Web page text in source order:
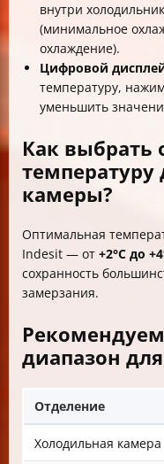
внутри
(минимальное
охлаждение).
Цифровой
температуру,
уменьшить
Как
камеры?
Оптимальная
Indesit — от +2°C до
сохранность
замерзания.
диапазон
Отделение
Холодильная камера